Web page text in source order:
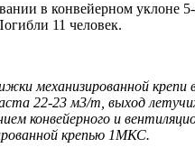
в конвейерном уклоне
11 человек.
механизированной
22-23 м3/т, выход
конвейерного и
крепью 1МКС.